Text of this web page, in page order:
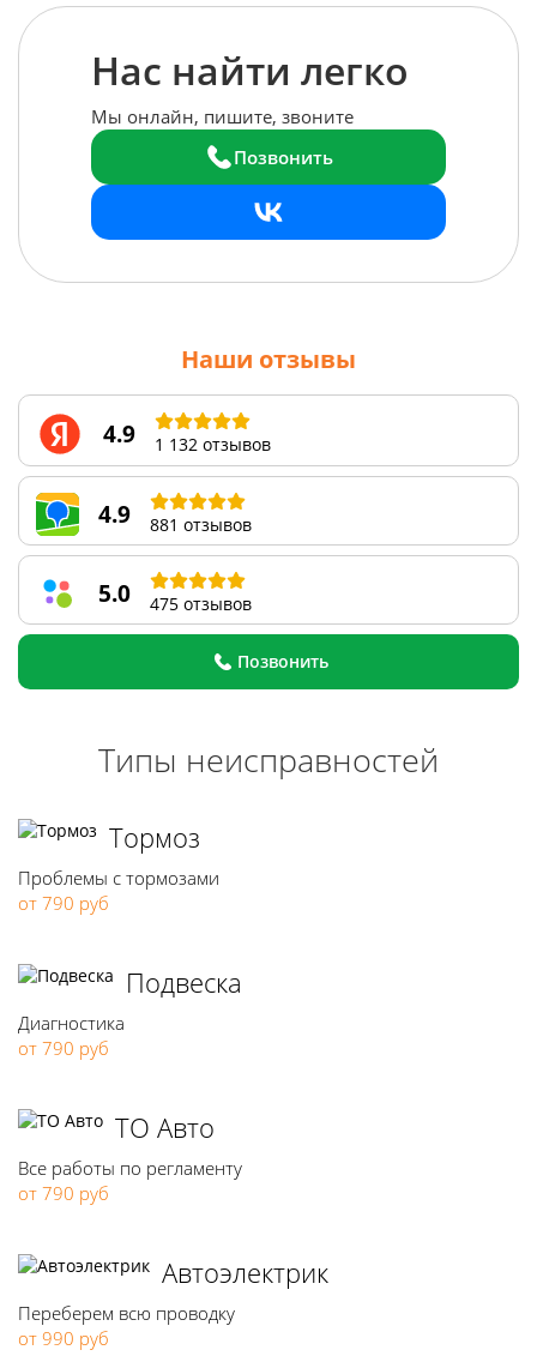
Нас найти легко
Мы онлайн, пишите, звоните
Позвонить
Наши отзывы
4.9 1 132 отзывов
4.9 881 отзывов
5.0 475 отзывов
Позвонить
Типы неисправностей
Тормоз
Проблемы с тормозами
от 790 руб
Подвеска
Диагностика
от 790 руб
ТО Авто
Все работы по регламенту
от 790 руб
Автоэлектрик
Переберем всю проводку
от 990 руб